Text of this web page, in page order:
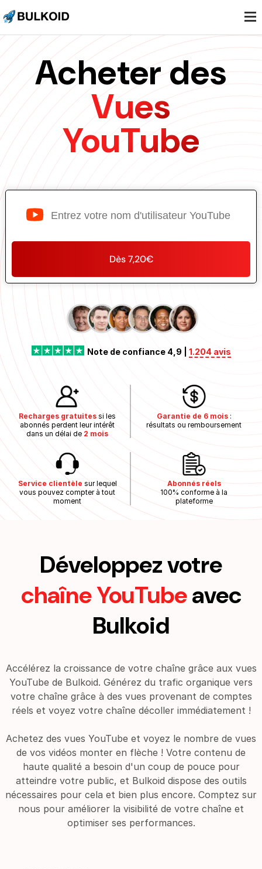
...
Acheter des
Vues
YouTube
Dès 7,20€
Note de confiance 4,9 | 1.204 avis
Recharges gratuites si les
abonnés perdent leur intérêt
dans un délai de 2 mois
Garantie de 6 mois:
résultats ou remboursement
Service clientèle sur lequel
vous pouvez compter à tout
moment
Abonnés réels
100% conforme à la
plateforme
Développez votre
chaîne YouTubeavec
Bulkoid
Accélérez la croissance de votre chaîne grâce aux vues
YouTube de Bulkoid. Générez du trafic organique vers
votre chaîne grâce à des vues provenant de comptes
réels et voyez votre chaîne décoller immédiatement !
Achetez des vues YouTube et voyez le nombre de vues
de vos vidéos monter en flèche ! Votre contenu de
haute qualité a besoin d'un coup de pouce pour
atteindre votre public, et Bulkoid dispose des outils
nécessaires pour cela et bien plus encore. Comptez sur
nous pour améliorer la visibilité de votre chaîne et
optimiser ses performances.